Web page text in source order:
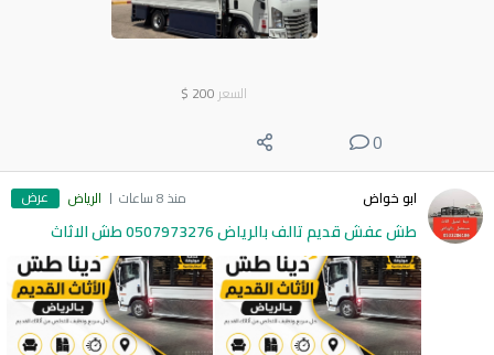
السعر 200
$
0
ابو خواض منذ 8 ساعات الرياض عرض
طش عفش قديم تالف بالرياض 0507973276 طش الاثاث